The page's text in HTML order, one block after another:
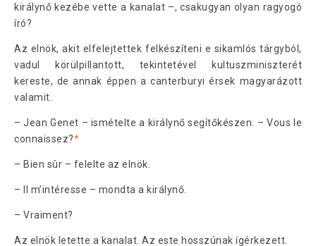
királynő kezébe vette a kanalat –, csakugyan olyan ragyogó
író?
Az elnök, akit elfelejtettek felkészíteni e sikamlós tárgyból,
vadul körülpillantott, tekintetével kultuszminiszterét
kereste, de annak éppen a canterburyi érsek magyarázott
valamit.
– Jean Genet – ismételte a királynő segítőkészen. – Vous le
connaissez?*
– Bien sûr – felelte az elnök.
– Il m’intéresse – mondta a királynő.
– Vraiment?
Az elnök letette a kanalat. Az este hosszúnak ígérkezett.